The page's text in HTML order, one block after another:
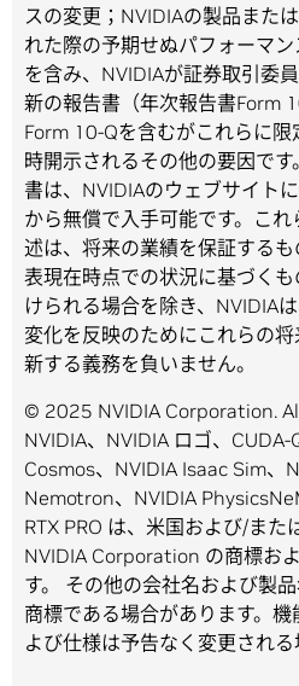
スの変更；NVIDIAの製品また
れた際の予期せぬパフォーマ
を含み、NVIDIAが証券取引委
新の報告書（年次報告書Form
Form 10-Qを含むがこれらに
時開示されるその他の要因で
書は、NVIDIAのウェブサイト
から無償で入手可能です。こ
述は、将来の業績を保証する
表現在時点での状況に基づく
けられる場合を除き、NVIDIA
変化を反映のためにこれらの
新する義務を負いません。
© 2025 NVIDIA Corporation.
NVIDIA、NVIDIA ロゴ、CUDA-
Cosmos、NVIDIA Isaac Sim、
Nemotron、NVIDIA
RTX PRO は、米国および/また
NVIDIA Corporation の商標お
す。 その他の会社名および製
商標である場合があります。
よび仕様は予告なく変更される